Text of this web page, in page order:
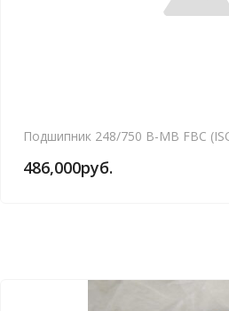
Подшипник 248/750 B-MB FBC
486,000руб.